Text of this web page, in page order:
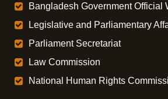
Bangladesh Government Official
Legislative and Parliamentary
Parliament Secretariat
Law Commission
National Human Rights